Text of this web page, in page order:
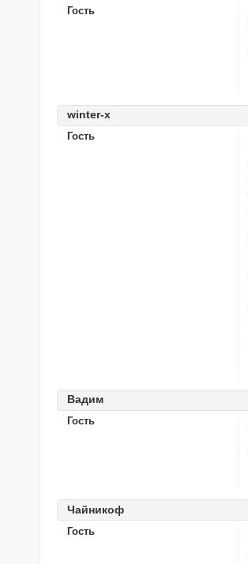
Гость
winter-х
Гость
Вaдим
Гость
Чайникoф
Гость